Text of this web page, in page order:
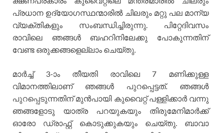
പ്രധാന ഉദ്യോഗസ്ഥന്മാരില്‍ ചിലരും മറ്റു പല മാന്യ
വ്യക്തികളും സംബന്ധിച്ചിരുന്നു. പിറ്റേദിവസം
രാവിലെ ഞങ്ങള്‍ ബഹറിനിലേക്കു പോകുന്നതിന്
വേണ്ട ഒരുക്കങ്ങളെല്ലാം ചെയ്തു.
മാര്‍ച്ച് 3-ാം തീയതി രാവിലെ 7 മണിക്കുള്ള
വിമാനത്തിലാണ് ഞങ്ങള്‍ പുറപ്പെട്ടത്. ഞങ്ങള്‍
പുറപ്പെടുന്നതിന് മുന്‍പായി കുവൈറ്റ് പള്ളിക്കാര്‍ വന്നു
ഞങ്ങളോടു യാത്ര പറയുകയും തിരുമേനിമാര്‍ക്ക്
ഓരോ ഡ്രാഫ്റ്റ് കൊടുക്കുകയും ചെയ്തു. ബാവാ